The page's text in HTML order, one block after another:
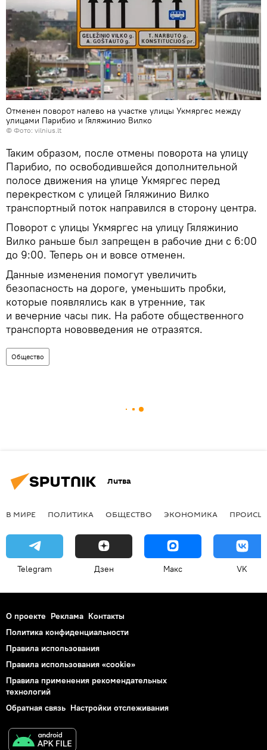
Отменен поворот налево на участке улицы Укмяргес между
улицами Парибио и Гяляжинио Вилко
© Фото: vilnius.lt
Таким образом, после отмены поворота на улицу
Парибио, по освободившейся дополнительной
полосе движения на улице Укмяргес перед
перекрестком с улицей Гяляжинио Вилко
транспортный поток направился в сторону центра.
Поворот с улицы Укмяргес на улицу Гяляжинио
Вилко раньше был запрещен в рабочие дни с 6:00
до 9:00. Теперь он и вовсе отменен.
Данные изменения помогут увеличить
безопасность на дороге, уменьшить пробки,
которые появлялись как в утренние, так
и вечерние часы пик. На работе общественного
транспорта нововведения не отразятся.
Общество
Литва
В МИРЕ ПОЛИТИКА ОБЩЕСТВО ЭКОНОМИКА
Telegram Дзен Макс VK
О проекте Реклама Контакты
Политика конфиденциальности
Правила использования
Правила использования «cookie»
Правила применения рекомендательных
технологий
Обратная связь Настройки отслеживания